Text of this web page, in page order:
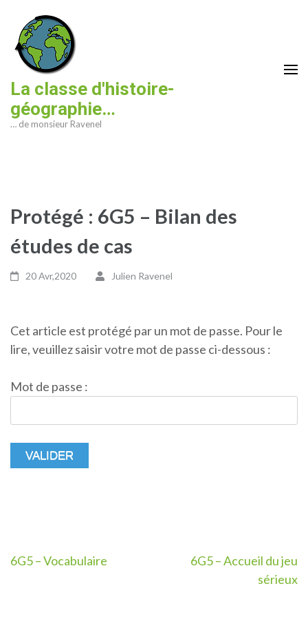
contenu
(Pressez
Entrée)
La classe d'histoire-
géographie…
… de monsieur Ravenel
Protégé : 6G5 – Bilan des
études de cas
20 Avr,2020 Julien Ravenel
Cet article est protégé par un mot de passe. Pour le
lire, veuillez saisir votre mot de passe ci-dessous :
Mot de passe :
Navigation
6G5 – Vocabulaire
6G5 – Accueil du jeu
sérieux